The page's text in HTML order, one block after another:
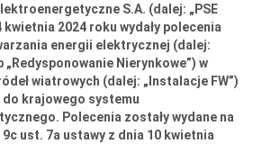
S.A. (dalej: „PSE
kwietnia 2024 roku wydały polecenia
energii elektrycznej (dalej:
„Redysponowanie Nierynkowe”) w
wiatrowych (dalej: „Instalacje FW”)
do krajowego systemu
Polecenia zostały wydane na
ust. 7a ustawy z dnia 10 kwietnia